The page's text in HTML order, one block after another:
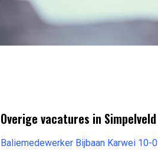
Overige vacatures in Simpelveld
Baliemedewerker Bijbaan Karwei 10-